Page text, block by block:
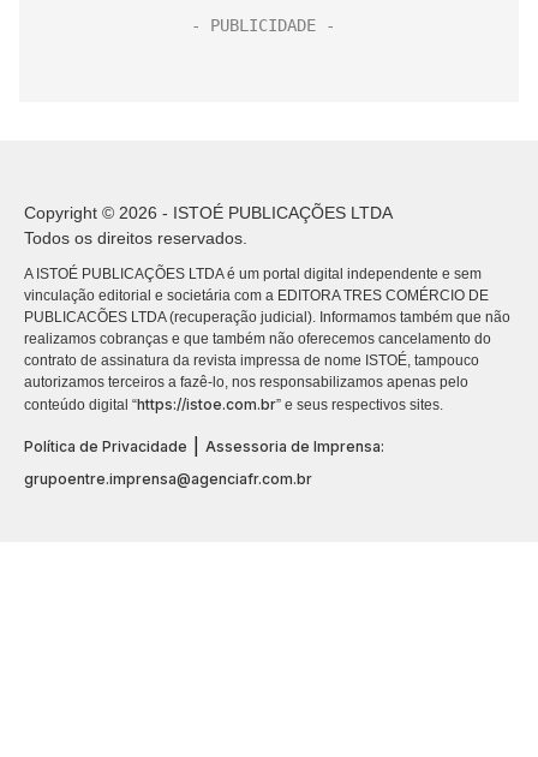
Copyright © 2026 - ISTOÉ PUBLICAÇÕES LTDA
Todos os direitos reservados.
A ISTOÉ PUBLICAÇÕES LTDA é um portal digital independente e sem
vinculação editorial e societária com a EDITORA TRES COMÉRCIO DE
PUBLICACÕES LTDA (recuperação judicial). Informamos também que não
realizamos cobranças e que também não oferecemos cancelamento do
contrato de assinatura da revista impressa de nome ISTOÉ, tampouco
autorizamos terceiros a fazê-lo, nos responsabilizamos apenas pelo
conteúdo digital “https://istoe.com.br” e seus respectivos sites.
Política de Privacidade
Assessoria de Imprensa:
grupoentre.imprensa@agenciafr.com.br